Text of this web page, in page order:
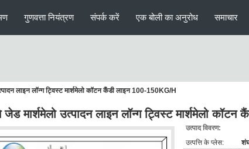
गुणवत्ता नियंत्रण संपर्क करें एक बोली का अनुरोध समाचार
लाइन लॉन्ग ट्विस्ट मार्शमेलो कॉटन कैंडी लाइन 100-150KG/H
मार्शमेलो उत्पादन लाइन लॉन्ग ट्विस्ट मार्शमेलो
उत्पाद विवरण:
उत्पत्ति के प्लेस: